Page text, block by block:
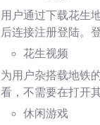
用户通过下载花生
后连接注册登陆。
花生视频
为用户杂搭载地铁
看，不需要在打开
休闲游戏